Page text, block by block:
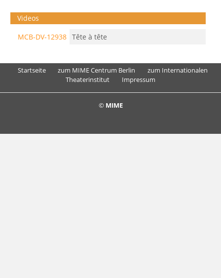
Videos
MCB-DV-12938 Tête à tête
Startseite zum MIME Centrum Berlin
zum Internationalen
Theaterinstitut
Impressum
© MIME